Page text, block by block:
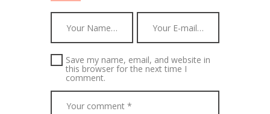
Save my name, email, and website in
this browser for the next time I
comment.